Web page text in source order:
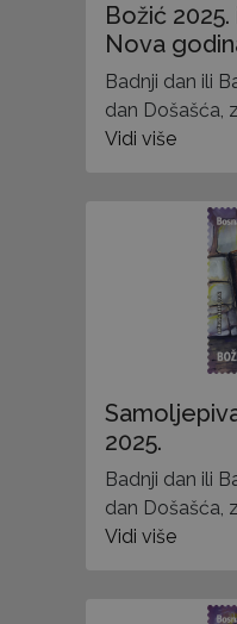
Božić
Nova
Badnji dan ili
dan Došašća,
Vidi više
2025.
Badnji dan ili
dan Došašća,
Vidi više